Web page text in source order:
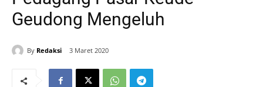
Geudong Mengeluh
By Redaksi 3 Maret 2020